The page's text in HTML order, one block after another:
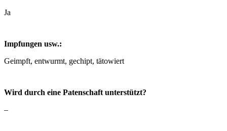
Ja
Impfungen usw.:
Geimpft, entwurmt, gechipt, tätowiert
Wird durch eine Patenschaft unterstützt?
–